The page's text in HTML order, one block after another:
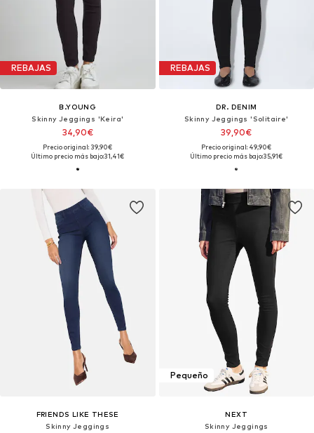
REBAJAS
B.YOUNG
Skinny Jeggings 'Keira'
34,90€
Precio original: 39,90€
Último precio más bajo:31,41€
REBAJAS
DR. DENIM
Skinny Jeggings 'Solitaire'
39,90€
Precio original: 49,90€
Último precio más bajo:35,91€
FRIENDS LIKE THESE
Skinny Jeggings
Pequeño
NEXT
Skinny Jeggings